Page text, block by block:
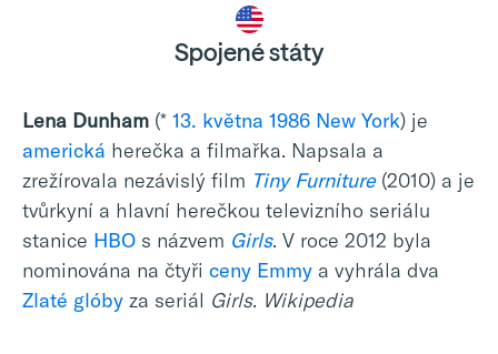
Spojené státy
Lena Dunham (* 13. května 1986 New York) je
americká herečka a filmařka. Napsala a
zrežírovala nezávislý film Tiny Furniture(2010) a je
tvůrkyní a hlavní herečkou televizního seriálu
stanice HBO s názvem Girls. V roce 2012 byla
nominována na čtyři ceny Emmy a vyhrála dva
Zlaté glóby za seriál Girls. Wikipedia